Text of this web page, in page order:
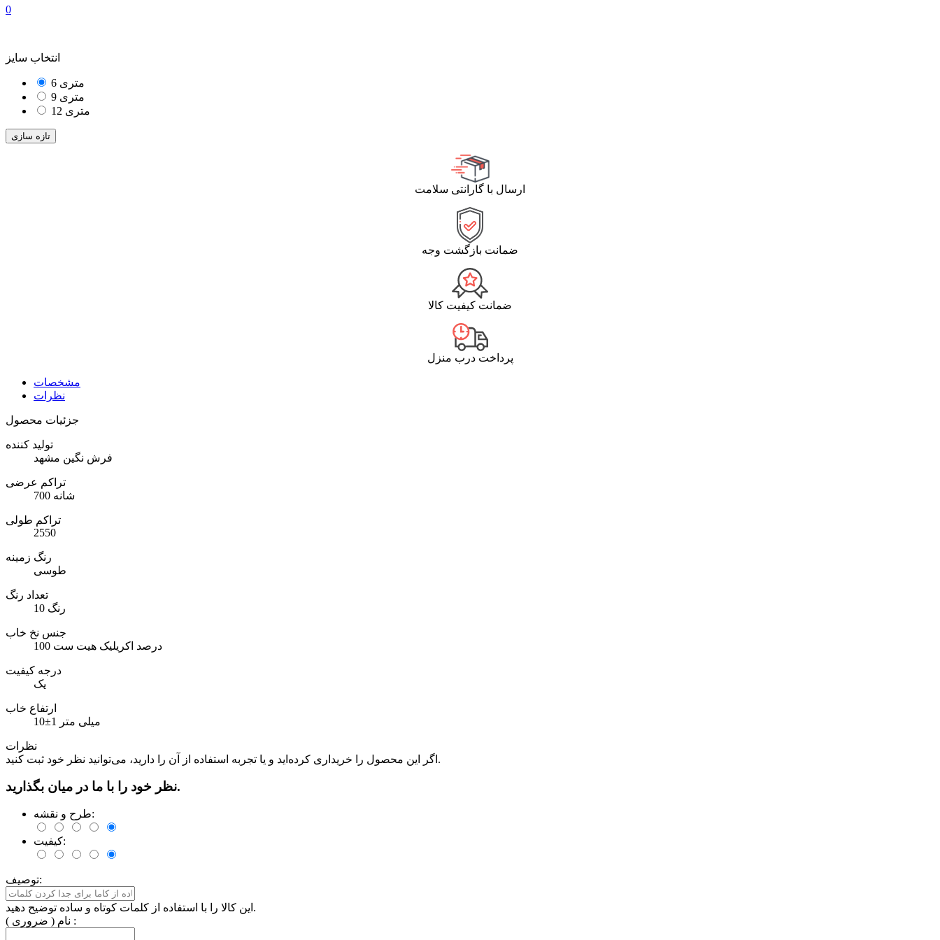
0
انتخاب سایز
6 متری
9 متری
12 متری
ارسال با گارانتی سلامت
ضمانت بازگشت وجه
ضمانت کیفیت کالا
پرداخت درب منزل
مشخصات
نظرات
جزئیات محصول
تولید کننده
فرش نگین مشهد
تراکم عرضی
700 شانه
تراکم طولی
2550
رنگ زمینه
طوسی
تعداد رنگ
10 رنگ
جنس نخ خاب
100 درصد اکریلیک هیت ست
درجه کیفیت
یک
ارتفاع خاب
10±1 میلی متر
نظرات
اگر این محصول را خریداری کرده‌اید و یا تجربه استفاده از آن را دارید، می‌توانید نظر خود ثبت کنید.
نظر خود را با ما در میان بگذارید.
طرح و نقشه:
کیفیت:
توصیف:
این کالا را با استفاده از کلمات کوتاه و ساده توضیح دهید.
نام ( ضروری ) :